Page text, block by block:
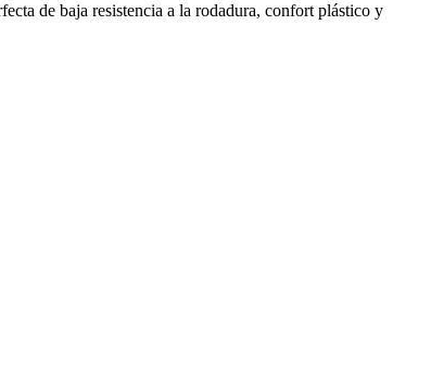
de baja resistencia a la rodadura, confort plástico y